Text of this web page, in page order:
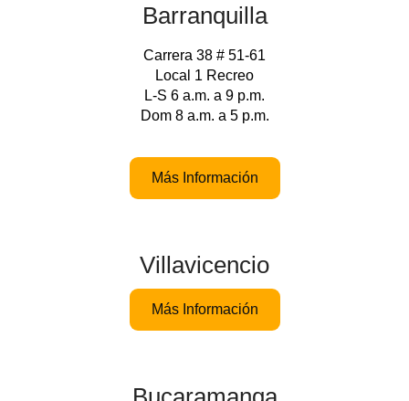
Barranquilla
Carrera 38 # 51-61
Local 1 Recreo
L-S 6 a.m. a 9 p.m.
Dom 8 a.m. a 5 p.m.
Más Información
Villavicencio
Más Información